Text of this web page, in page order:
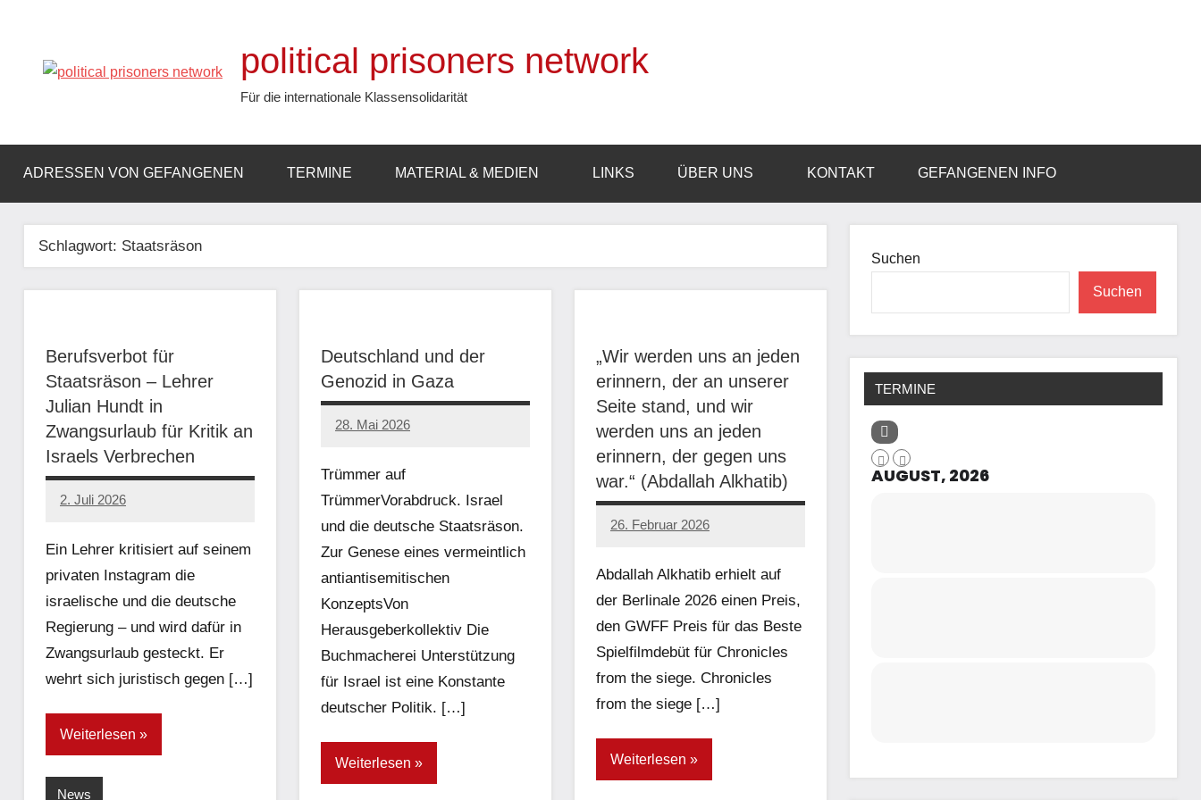
springen
political prisoners network
Für die internationale Klassensolidarität
ADRESSEN VON GEFANGENEN TERMINE MATERIAL & MEDIEN LINKS ÜBER UNS KONTAKT GEFANGENEN INFO
Schlagwort: Staatsräson
Berufsverbot für
Staatsräson – Lehrer
Julian Hundt in
Zwangsurlaub für Kritik an
Israels Verbrechen
2. Juli 2026
network
Ein Lehrer kritisiert auf seinem
privaten Instagram die
israelische und die deutsche
Regierung – und wird dafür in
Zwangsurlaub gesteckt. Er
wehrt sich juristisch gegen […]
Weiterlesen
News
Deutschland und der
Genozid in Gaza
28. Mai 2026
network
Trümmer auf
TrümmerVorabdruck. Israel
und die deutsche Staatsräson.
Zur Genese eines vermeintlich
antiantisemitischen
KonzeptsVon
Herausgeberkollektiv Die
Buchmacherei Unterstützung
für Israel ist eine Konstante
deutscher Politik. […]
Weiterlesen
„Wir werden uns an jeden
erinnern, der an unserer
Seite stand, und wir
werden uns an jeden
erinnern, der gegen uns
war.“ (Abdallah Alkhatib)
26. Februar 2026
network
Abdallah Alkhatib erhielt auf
der Berlinale 2026 einen Preis,
den GWFF Preis für das Beste
Spielfilmdebüt für Chronicles
from the siege. Chronicles
from the siege […]
Weiterlesen
Suchen
Suchen
TERMINE
AUGUST, 2026